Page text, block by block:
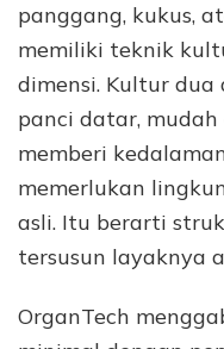
panggang, kukus,
memiliki teknik
dimensi. Kultur dua
panci datar,
memberi
memerlukan
asli. Itu berarti
tersusun layaknya
OrganTech